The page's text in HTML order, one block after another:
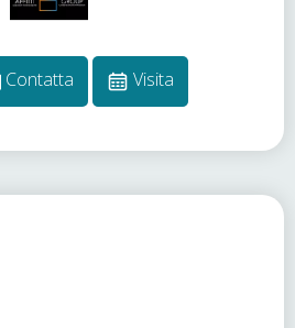
Contatta Visita